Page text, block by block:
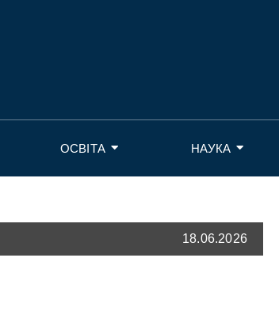
ОСВІТА НАУКА
18.06.2026